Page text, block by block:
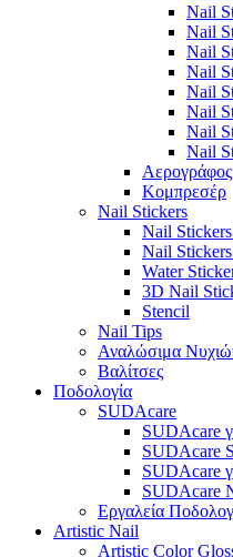
Nail
Nail
Nail
Nail
Nail
Nail
Nail
Nail
Αερογράφoς
Κομπρεσέρ
Nail Stickers
Nail Stickers
Nail
Water
3D Nail
Stencil
Nail Tips
Αναλώσιμα
Βαλίτσες
Ποδολογία
SUDAcare
SUDAcare
SUDAcare
SUDAcare
SUDAcare
Εργαλεία
Artistic Nail
Artistic Color